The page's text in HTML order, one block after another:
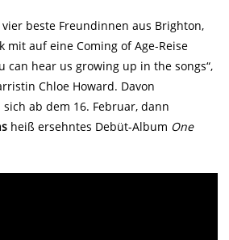
beste Freundinnen aus Brighton,
auf eine Coming of Age-Reise
can hear us growing up in the songs“,
Chloe Howard. Davon
ab dem 16. Februar, dann
heiß ersehntes Debüt-Album One